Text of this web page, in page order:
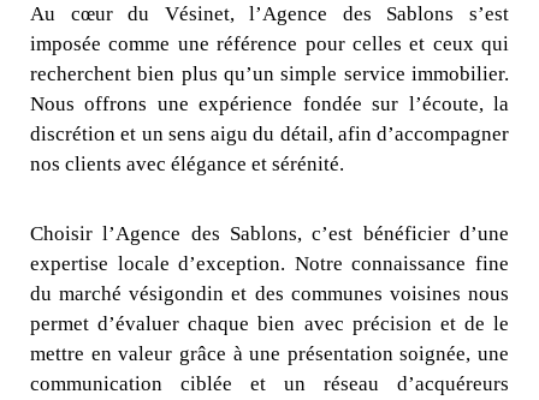
Au cœur du Vésinet, l’Agence des Sablons s’est
imposée comme une référence pour celles et ceux qui
recherchent bien plus qu’un simple service immobilier.
Nous offrons une expérience fondée sur l’écoute, la
discrétion et un sens aigu du détail, afin d’accompagner
nos clients avec élégance et sérénité.
Choisir l’Agence des Sablons, c’est bénéficier d’une
expertise locale d’exception. Notre connaissance fine
du marché vésigondin et des communes voisines nous
permet d’évaluer chaque bien avec précision et de le
mettre en valeur grâce à une présentation soignée, une
communication ciblée et un réseau d’acquéreurs